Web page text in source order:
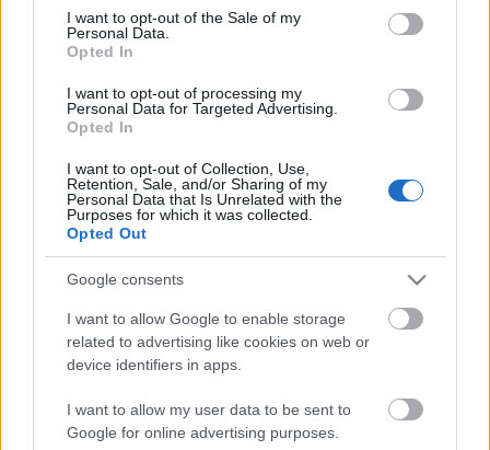
consent section.
I want to opt-out of the Sale of my
Personal Data.
Opted In
I want to opt-out of processing my
Personal Data for Targeted Advertising.
Opted In
I want to opt-out of Collection, Use,
Retention, Sale, and/or Sharing of my
Personal Data that Is Unrelated with the
Purposes for which it was collected.
Opted Out
Google consents
I want to allow Google to enable storage
related to advertising like cookies on web or
device identifiers in apps.
I want to allow my user data to be sent to
Google for online advertising purposes.
fotó
bejegyzés fiatal sztori bölcsesség pár
bizalom
vidámság énekesnő puskás peti fogorvos járvány
megosztás forrás
bolondozás évad frontember követő x faktor
instagram the biebers dallos bogi
Változik a mentorok csapata...